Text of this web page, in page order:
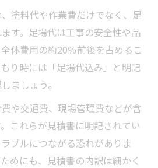
塗料代や作業費だけでなく、足
す。足場代は工事の安全性や品
体費用の約20％前後を占めるこ
り時には「足場代込み」と明記
ましょう。
や交通費、現場管理費などが含
これらが見積書に明記されてい
ブルにつながる恐れがありま
めにも、見積書の内訳は細かく